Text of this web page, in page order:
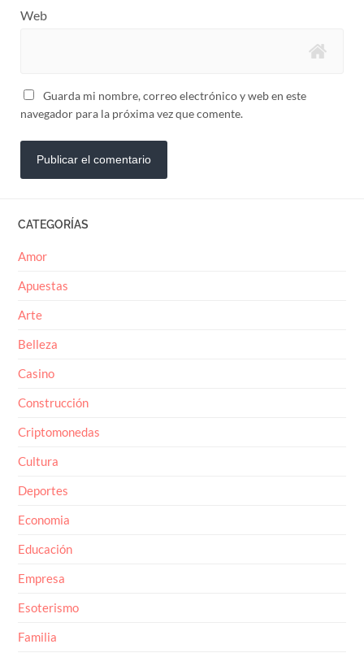
Web
Guarda mi nombre, correo electrónico y web en este
navegador para la próxima vez que comente.
CATEGORÍAS
Amor
Apuestas
Arte
Belleza
Casino
Construcción
Criptomonedas
Cultura
Deportes
Economia
Educación
Empresa
Esoterismo
Familia